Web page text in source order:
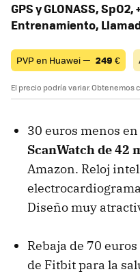
GPS y GLONASS,
Entrenamiento,
PVP en Huawei — 249 €
El precio podría variar.
30 euros menos
ScanWatch de 42
Amazon. Reloj
Diseño muy
Rebaja de 70
de Fitbit para la